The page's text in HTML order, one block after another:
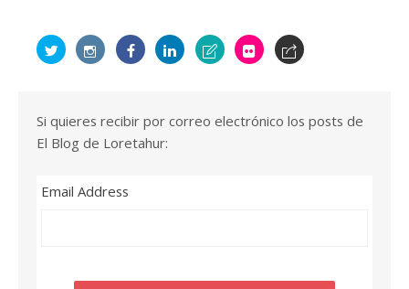
Si quieres recibir por correo electrónico los posts de
El Blog de Loretahur:
Email Address